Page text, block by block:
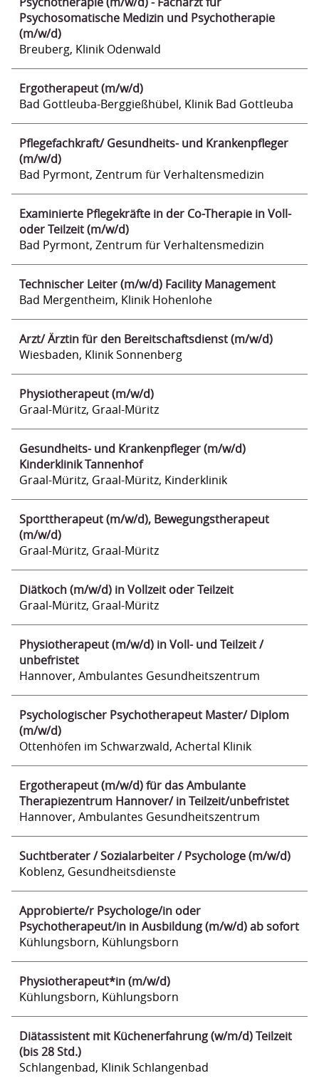
Psychosomatische Medizin und Psychotherapie
(m/w/d)
Breuberg, Klinik Odenwald
Ergotherapeut (m/w/d)
Bad Gottleuba-Berggießhübel, Klinik Bad Gottleuba
Pflegefachkraft/ Gesundheits- und Krankenpfleger
(m/w/d)
Bad Pyrmont, Zentrum für Verhaltensmedizin
Examinierte Pflegekräfte in der Co-Therapie in Voll-
oder Teilzeit (m/w/d)
Bad Pyrmont, Zentrum für Verhaltensmedizin
Technischer Leiter (m/w/d) Facility Management
Bad Mergentheim, Klinik Hohenlohe
Arzt/ Ärztin für den Bereitschaftsdienst (m/w/d)
Wiesbaden, Klinik Sonnenberg
Physiotherapeut (m/w/d)
Graal-Müritz, Graal-Müritz
Gesundheits- und Krankenpfleger (m/w/d)
Kinderklinik Tannenhof
Graal-Müritz, Graal-Müritz, Kinderklinik
Sporttherapeut (m/w/d), Bewegungstherapeut
(m/w/d)
Graal-Müritz, Graal-Müritz
Diätkoch (m/w/d) in Vollzeit oder Teilzeit
Graal-Müritz, Graal-Müritz
Physiotherapeut (m/w/d) in Voll- und Teilzeit /
unbefristet
Hannover, Ambulantes Gesundheitszentrum
Psychologischer Psychotherapeut Master/ Diplom
(m/w/d)
Ottenhöfen im Schwarzwald, Achertal Klinik
Ergotherapeut (m/w/d) für das Ambulante
Therapiezentrum Hannover/ in Teilzeit/unbefristet
Hannover, Ambulantes Gesundheitszentrum
Suchtberater / Sozialarbeiter / Psychologe (m/w/d)
Koblenz, Gesundheitsdienste
Approbierte/r Psychologe/in oder
Psychotherapeut/in in Ausbildung (m/w/d) ab sofort
Kühlungsborn, Kühlungsborn
Physiotherapeut*in (m/w/d)
Kühlungsborn, Kühlungsborn
Diätassistent mit Küchenerfahrung (w/m/d) Teilzeit
(bis 28 Std.)
Schlangenbad, Klinik Schlangenbad